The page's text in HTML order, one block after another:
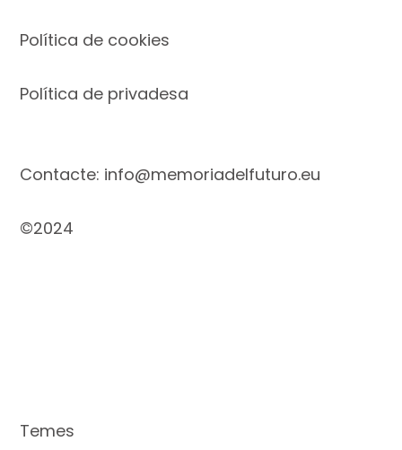
Política de cookies
Política de privadesa
Contacte: info@memoriadelfuturo.eu
©2024
Temes